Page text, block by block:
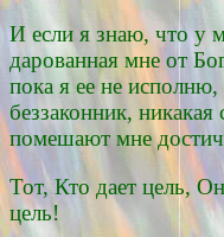
И если я знаю, что у
дарованная мне от
пока я ее не
беззаконник, никакая
помешают мне
Тот, Кто дает цель,
цель!